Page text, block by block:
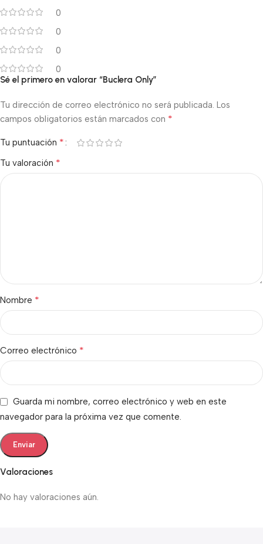
0
0
0
0
Valoraciones
No hay valoraciones aún.
Sé el primero en valorar “Buclera Only”
Tu dirección de correo electrónico no será publicada. Los
campos obligatorios están marcados con *
Tu puntuación *
Tu valoración *
Nombre *
Correo electrónico *
Guarda mi nombre, correo electrónico y web en este
navegador para la próxima vez que comente.